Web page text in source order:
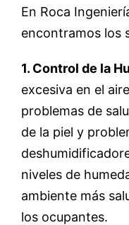
En Roca
encontramos los
1. Control de la
excesiva en el
problemas de
de la piel y
niveles de
ambiente más
los ocupantes.